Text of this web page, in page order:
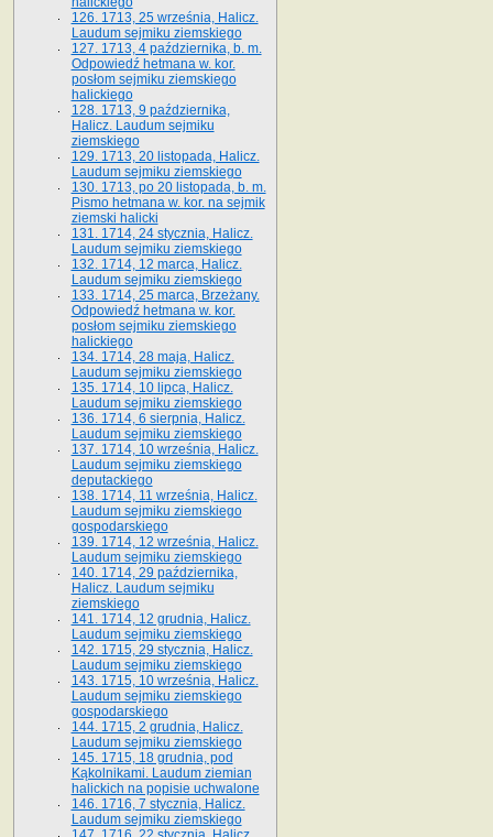
126. 1713, 25 września, Halicz.
Laudum sejmiku ziemskiego
127. 1713, 4 października, b. m.
Odpowiedź hetmana w. kor.
posłom sejmiku ziemskiego
halickiego
128. 1713, 9 października,
Halicz. Laudum sejmiku
ziemskiego
129. 1713, 20 listopada, Halicz.
Laudum sejmiku ziemskiego
130. 1713, po 20 listopada, b. m.
Pismo hetmana w. kor. na sejmik
ziemski halicki
131. 1714, 24 stycznia, Halicz.
Laudum sejmiku ziemskiego
132. 1714, 12 marca, Halicz.
Laudum sejmiku ziemskiego
133. 1714, 25 marca, Brzeżany.
Odpowiedź hetmana w. kor.
posłom sejmiku ziemskiego
halickiego
134. 1714, 28 maja, Halicz.
Laudum sejmiku ziemskiego
135. 1714, 10 lipca, Halicz.
Laudum sejmiku ziemskiego
136. 1714, 6 sierpnia, Halicz.
Laudum sejmiku ziemskiego
137. 1714, 10 września, Halicz.
Laudum sejmiku ziemskiego
deputackiego
138. 1714, 11 września, Halicz.
Laudum sejmiku ziemskiego
gospodarskiego
139. 1714, 12 września, Halicz.
Laudum sejmiku ziemskiego
140. 1714, 29 października,
Halicz. Laudum sejmiku
ziemskiego
141. 1714, 12 grudnia, Halicz.
Laudum sejmiku ziemskiego
142. 1715, 29 stycznia, Halicz.
Laudum sejmiku ziemskiego
143. 1715, 10 września, Halicz.
Laudum sejmiku ziemskiego
gospodarskiego
144. 1715, 2 grudnia, Halicz.
Laudum sejmiku ziemskiego
145. 1715, 18 grudnia, pod
Kąkolnikami. Laudum ziemian
halickich na popisie uchwalone
146. 1716, 7 stycznia, Halicz.
Laudum sejmiku ziemskiego